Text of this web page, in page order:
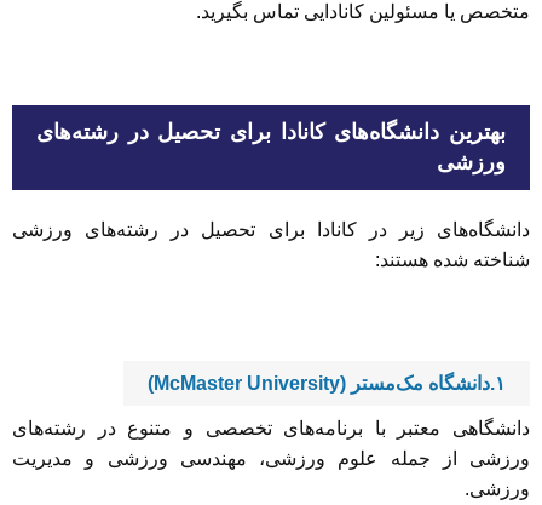
متخصص یا مسئولین کانادایی تماس بگیرید.
بهترین دانشگاه‌های کانادا برای تحصیل در رشته‌های
ورزشی
دانشگاه‌های زیر در کانادا برای تحصیل در رشته‌های ورزشی
شناخته شده‌ هستند:
۱.دانشگاه مک‌مستر (McMaster University)
دانشگاهی معتبر با برنامه‌های تخصصی و متنوع در رشته‌های
ورزشی از جمله علوم ورزشی، مهندسی ورزشی و مدیریت
ورزشی.